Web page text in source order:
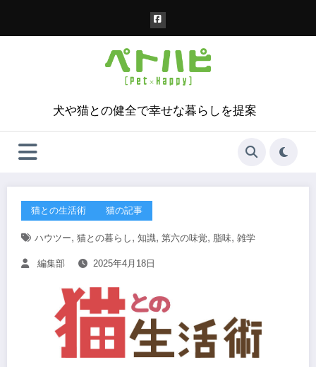
犬や猫との健全で幸せな暮らしを提案
猫との生活術 猫の記事
ハウツー, 猫との暮らし , 知識, 第六の味覚, 脂味, 雑学
編集部 2025年4月18日